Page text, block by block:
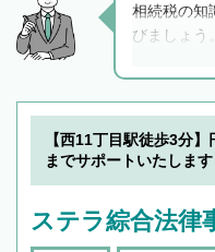
相続税の知
びましょう
と他士業
解決のみな
できます。
でフィーリ
で複数の弁
【西11丁目駅徒歩3分
までサポートいたします
ステラ綜合法律